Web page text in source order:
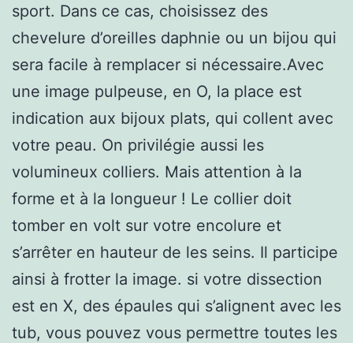
sport. Dans ce cas, choisissez des
chevelure d’oreilles daphnie ou un bijou qui
sera facile à remplacer si nécessaire.Avec
une image pulpeuse, en O, la place est
indication aux bijoux plats, qui collent avec
votre peau. On privilégie aussi les
volumineux colliers. Mais attention à la
forme et à la longueur ! Le collier doit
tomber en volt sur votre encolure et
s’arrêter en hauteur de les seins. Il participe
ainsi à frotter la image. si votre dissection
est en X, des épaules qui s’alignent avec les
tub, vous pouvez vous permettre toutes les